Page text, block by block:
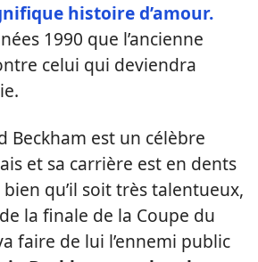
histoire d’amour.
1990 que l’ancienne
celui qui deviendra
Beckham est un célèbre
et sa carrière est en dents
qu’il soit très talentueux,
la finale de la Coupe du
faire de lui l’ennemi public